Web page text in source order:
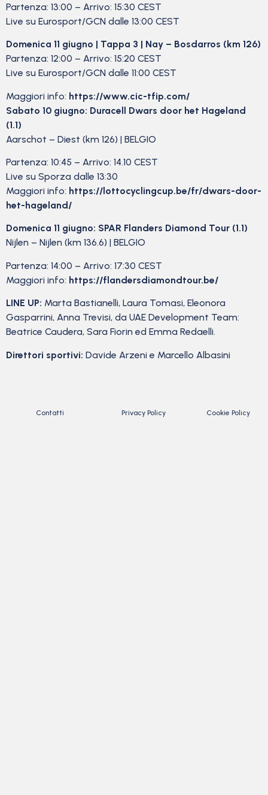
Partenza: 13:00 – Arrivo: 15:30 CEST
Live su Eurosport/GCN dalle 13:00 CEST
Domenica 11 giugno | Tappa 3 | Nay – Bosdarros (km 126)
Partenza: 12:00 – Arrivo: 15:20 CEST
Live su Eurosport/GCN dalle 11:00 CEST
Maggiori info: https://www.cic-tfip.com/
Sabato 10 giugno: Duracell Dwars door het Hageland
(1.1)
Aarschot – Diest (km 126) | BELGIO
Partenza: 10:45 – Arrivo: 14.10 CEST
Live su Sporza dalle 13:30
Maggiori info: https://lottocyclingcup.be/fr/dwars-door-
het-hageland/
Domenica 11 giugno: SPAR Flanders Diamond Tour (1.1)
Nijlen – Nijlen (km 136.6) | BELGIO
Partenza: 14:00 – Arrivo: 17:30 CEST
Maggiori info: https://flandersdiamondtour.be/
LINE UP: Marta Bastianelli, Laura Tomasi, Eleonora
Gasparrini, Anna Trevisi, da UAE Development Team:
Beatrice Caudera, Sara Fiorin ed Emma Redaelli.
Direttori sportivi: Davide Arzeni e Marcello Albasini
Contatti Privacy Policy Cookie Policy